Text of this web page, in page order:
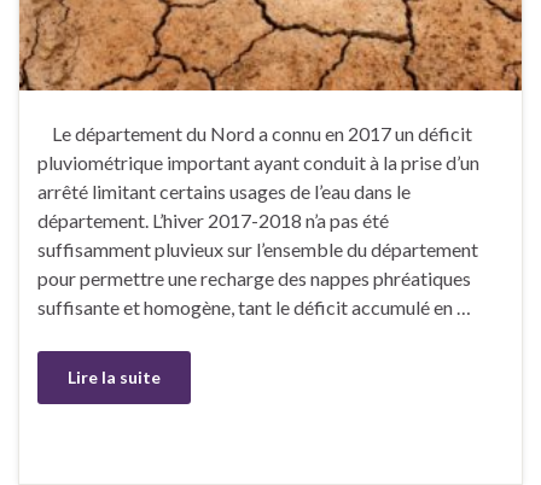
Le département du Nord a connu en 2017 un déficit
pluviométrique important ayant conduit à la prise d’un
arrêté limitant certains usages de l’eau dans le
département. L’hiver 2017-2018 n’a pas été
suffisamment pluvieux sur l’ensemble du département
pour permettre une recharge des nappes phréatiques
suffisante et homogène, tant le déficit accumulé en …
Lire la suite